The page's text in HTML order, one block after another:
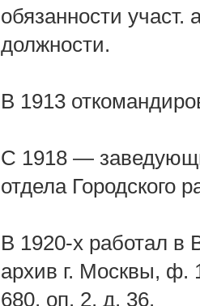
обязанности участ.
должности.
В 1913
С 1918 —
отдела Городского
В 1920-х работал
архив г. Москвы, ф.
680, оп. 2, д. 36.